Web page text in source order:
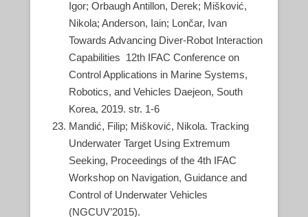
Igor; Orbaugh Antillon, Derek; Mišković,
Nikola; Anderson, Iain; Lončar, Ivan
Towards Advancing Diver-Robot Interaction
Capabilities 12th IFAC Conference on
Control Applications in Marine Systems,
Robotics, and Vehicles Daejeon, South
Korea, 2019. str. 1-6
Mandić, Filip; Mišković, Nikola. Tracking
Underwater Target Using Extremum
Seeking, Proceedings of the 4th IFAC
Workshop on Navigation, Guidance and
Control of Underwater Vehicles
(NGCUV’2015).